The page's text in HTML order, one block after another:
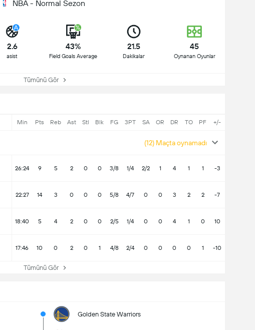
NBA - Normal Sezon
2.6
asist
43%
Field Goals Average
21.5
Dakikalar
45
Oynanan Oyunlar
Tümünü Gör
Min Pts Reb Ast Stl Blk FG 3PT SA OR DR TO PF +/-
(12) Maçta oynamadı
26:24 9 5 2 0 0 3/8 1/4 2/2 1 4 1 1 -3
22:27 14 3 0 0 0 5/8 4/7 0 0 3 2 2 -7
18:40 5 4 2 0 0 2/5 1/4 0 0 4 1 0 10
17:46 10 0 2 0 1 4/8 2/4 0 0 0 0 1 -10
Tümünü Gör
Golden State Warriors